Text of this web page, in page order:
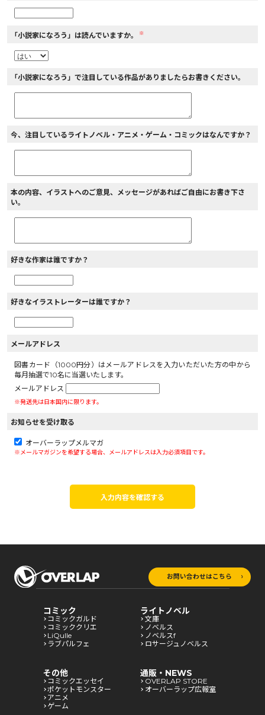
「小説家になろう」は読んでいますか。 ※
「小説家になろう」で注目している作品がありましたらお書きください。
今、注目しているライトノベル・アニメ・ゲーム・コミックはなんですか？
本の内容、イラストへのご意見、メッセージがあればご自由にお書き下さ
い。
好きな作家は誰ですか？
好きなイラストレーターは誰ですか？
メールアドレス
図書カード（1000円分）はメールアドレスを入力いただいた方の中から
毎月抽選で10名に当選いたします。
メールアドレス
※発送先は日本国内に限ります。
お知らせを受け取る
オーバーラップメルマガ
※メールマガジンを希望する場合、メールアドレスは入力必須項目です。
入力内容を確認する
お問い合わせはこちら
コミック
コミックガルド
コミッククリエ
LiQulle
ラブパルフェ
ライトノベル
文庫
ノベルス
ノベルスf
ロサージュノベルス
その他
コミックエッセイ
ポケットモンスター
アニメ
ゲーム
通販・NEWS
OVERLAP STORE
オーバーラップ広報室